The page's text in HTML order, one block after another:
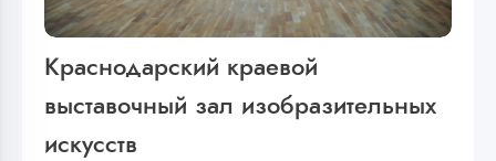
Краснодарский краевой
выставочный зал изобразительных
искусств